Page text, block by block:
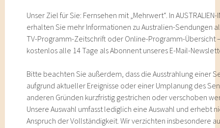
Unser Ziel für Sie: Fernsehen mit „Mehrwert“. In AUSTRALIEN-
erhalten Sie mehr Informationen zu Australien-Sendungen
TV-Programm-Zeitschrift oder Online-Programm-Übersicht
kostenlos alle 14 Tage als Abonnent unseres E-Mail-
Bitte beachten Sie außerdem, dass die Ausstrahlung einer
aufgrund aktueller Ereignisse oder einer Umplanung des
anderen Gründen kurzfristig gestrichen oder verschoben
Unsere Auswahl umfasst lediglich eine Auswahl und erhebt
Anspruch der Vollständigkeit. Wir verzichten insbesondere